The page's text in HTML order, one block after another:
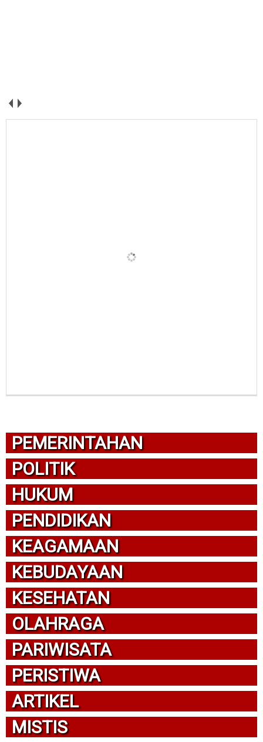
PEMERINTAHAN
POLITIK
HUKUM
PENDIDIKAN
KEAGAMAAN
KEBUDAYAAN
KESEHATAN
OLAHRAGA
PARIWISATA
PERISTIWA
ARTIKEL
MISTIS